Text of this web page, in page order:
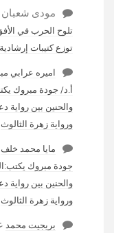
مودى شعبان
تلوح الحرب في
توزع كتيبات
اميره عرابي
أ.د/ جودة مبروك
والحنين بين رواية
ورواية زهرة الثالوث
مايا محمد خلف
جودة مبروك
والحنين بين رواية
ورواية زهرة الثالوث
بريجيت محمد